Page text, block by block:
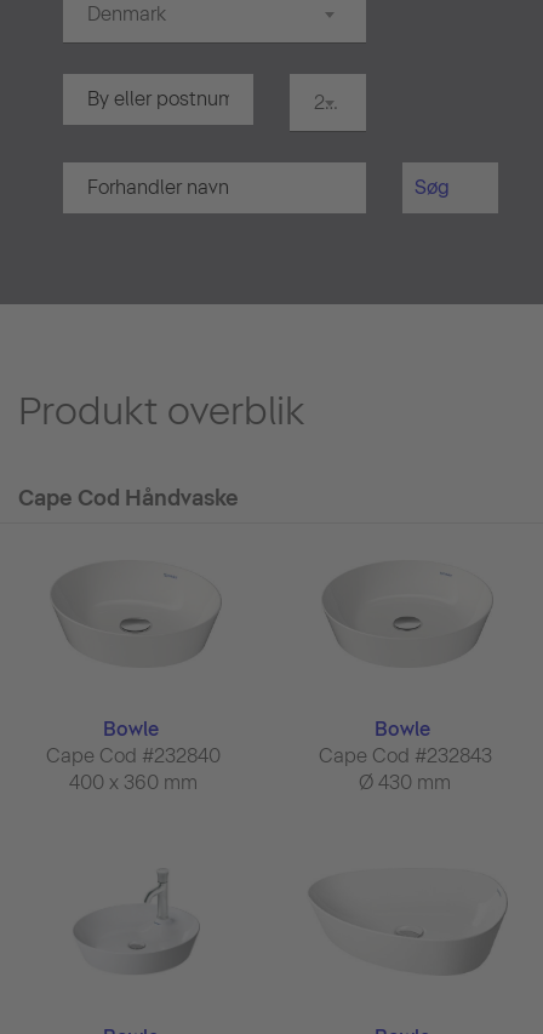
Denmark
20 km.
Søg
Produkt overblik
Cape Cod Håndvaske
Bowle
Cape Cod #232840
400 x 360 mm
Bowle
Cape Cod #232843
Ø 430 mm